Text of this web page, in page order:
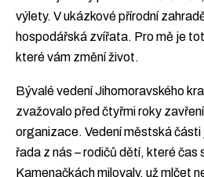
výlety. V ukázkové přírodní
hospodářská zvířata. Pro mě je
které vám změní život.
Bývalé vedení Jihomoravského
zvažovalo před čtyřmi roky
organizace. Vedení městská části
řada z nás – rodičů dětí, které čas
Kamenačkách milovaly, už mlčet